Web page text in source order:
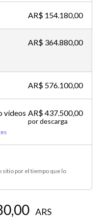
AR$ 154.180,00
AR$ 364.880,00
AR$ 576.100,00
vídeos AR$ 437.500,00
por descarga
por el tiempo que lo
ARS